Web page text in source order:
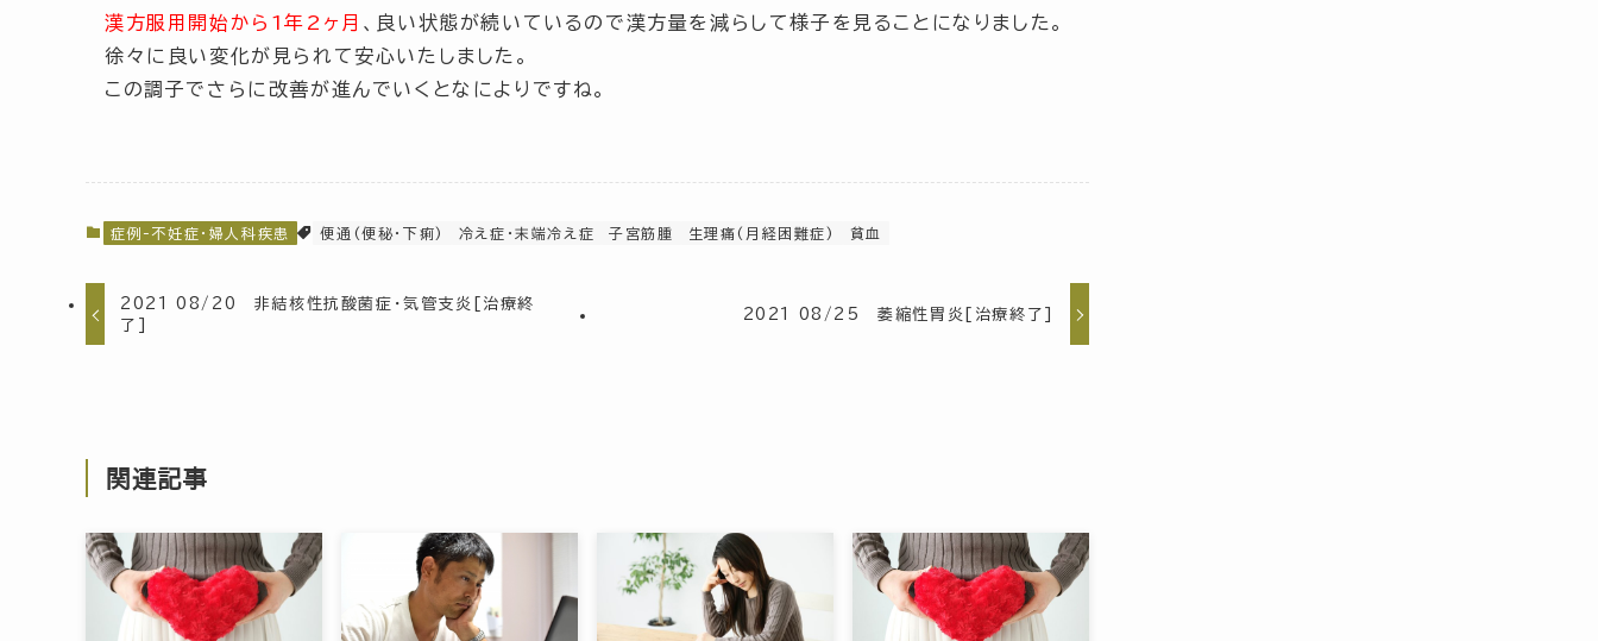
漢方服用開始から1年2ヶ月 、良い状態が続いているので漢方量を減らして様子を見ることになりました。
徐々に良い変化が見られて安心いたしました。
この調子でさらに改善が進んでいくとなによりですね。
症例-不妊症・婦人科疾患 便通(便秘・下痢) 冷え症・末端冷え症 子宮筋腫 生理痛(月経困難症) 貧血
2021 08/20 非結核性抗酸菌症・気管支炎[治療終
了]
2021 08/25 萎縮性胃炎[治療終了]
関連記事